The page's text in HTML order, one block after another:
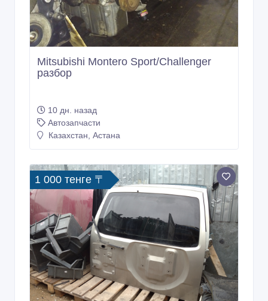
Mitsubishi Montero Sport/Challenger
разбор
10 дн. назад
Автозапчасти
Казахстан, Астана
1 000 тенге 〒